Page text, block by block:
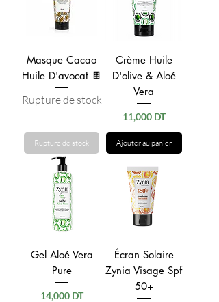
Masque Cacao
Huile D'avocat 🍫
Rupture de stock
Rupture de stock
Crème Huile
D'olive & Aloé
Vera
Prix
11,000 DT
Ajouter au panier
Gel Aloé Vera
Pure
Prix
14,000 DT
Écran Solaire
Zynia Visage Spf
50+